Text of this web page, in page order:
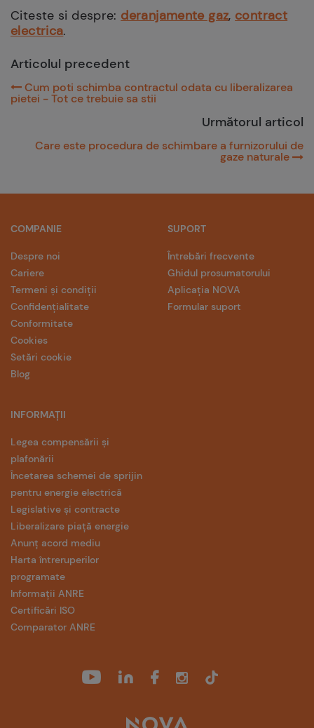
Citeste si despre: deranjamente gaz, contract
electrica.
Articolul precedent
Cum poti schimba contractul odata cu liberalizarea
pietei - Tot ce trebuie sa stii
Următorul articol
Care este procedura de schimbare a furnizorului de
gaze naturale
COMPANIE
Despre noi
Cariere
Termeni și condiții
Confidențialitate
Conformitate
Cookies
Setări cookie
Blog
INFORMAȚII
Legea compensării și
plafonării
Încetarea schemei de sprijin
pentru energie electrică
Legislative și contracte
Liberalizare piață energie
Anunț acord mediu
Harta întreruperilor
programate
Informații ANRE
Certificări ISO
Comparator ANRE
SUPORT
Întrebări frecvente
Ghidul prosumatorului
Aplicația NOVA
Formular suport